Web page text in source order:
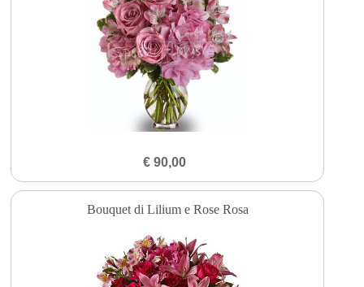
€ 90,00
Bouquet di Lilium e Rose Rosa